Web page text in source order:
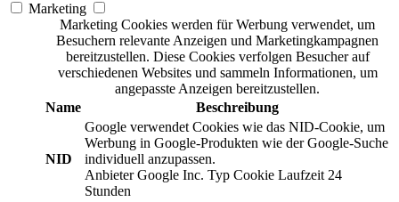
Marketing
Marketing Cookies werden für Werbung verwendet, um
Besuchern relevante Anzeigen und Marketingkampagnen
bereitzustellen. Diese Cookies verfolgen Besucher auf
verschiedenen Websites und sammeln Informationen, um
angepasste Anzeigen bereitzustellen.
Name
Beschreibung
NID
Google verwendet Cookies wie das NID-Cookie, um
Werbung in Google-Produkten wie der Google-Suche
individuell anzupassen.
Anbieter Google Inc. Typ Cookie Laufzeit 24
Stunden